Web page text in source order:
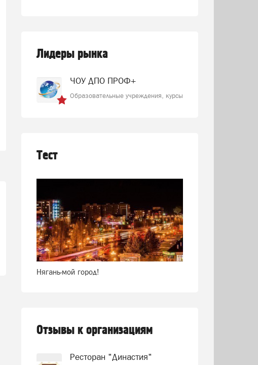
Лидеры рынка
ЧОУ ДПО ПРОФ+
Образовательные учреждения, курсы
Тест
Нягань-мой город!
Отзывы к организациям
Ресторан "Династия"